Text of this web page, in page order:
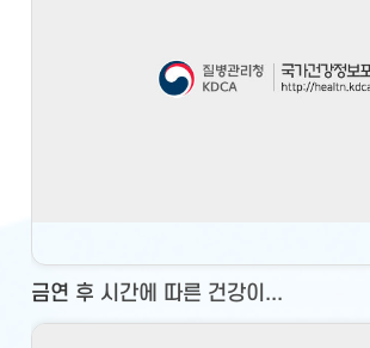
금연 후 시간에 따른 건강이...